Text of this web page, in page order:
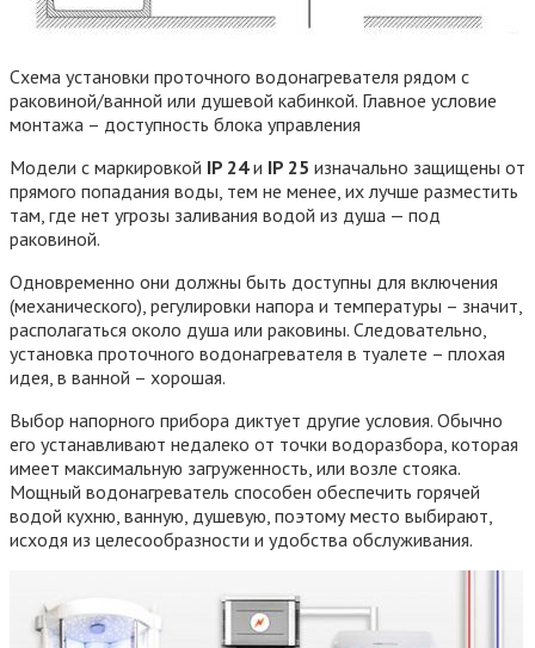
Схема установки проточного водонагревателя рядом с
раковиной/ванной или душевой кабинкой. Главное условие
монтажа – доступность блока управления
Модели с маркировкой IP 24и IP 25 изначально защищены от
прямого попадания воды, тем не менее, их лучше разместить
там, где нет угрозы заливания водой из душа — под
раковиной.
Одновременно они должны быть доступны для включения
(механического), регулировки напора и температуры – значит,
располагаться около душа или раковины. Следовательно,
установка проточного водонагревателя в туалете – плохая
идея, в ванной – хорошая.
Выбор напорного прибора диктует другие условия. Обычно
его устанавливают недалеко от точки водоразбора, которая
имеет максимальную загруженность, или возле стояка.
Мощный водонагреватель способен обеспечить горячей
водой кухню, ванную, душевую, поэтому место выбирают,
исходя из целесообразности и удобства обслуживания.